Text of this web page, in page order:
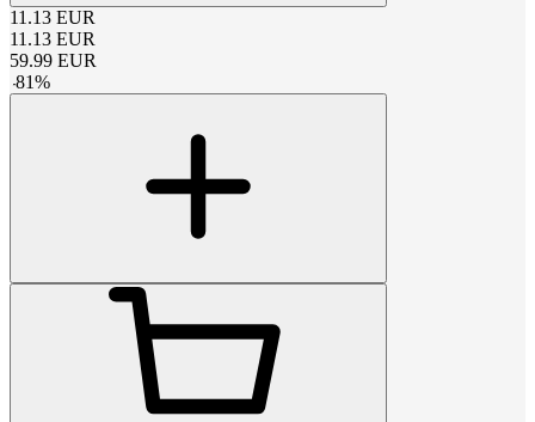
11.13 EUR
11.13 EUR
59.99 EUR
-81%